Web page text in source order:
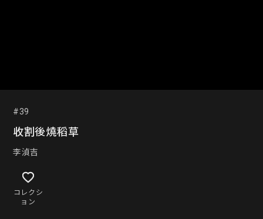
#39
收割後燒稻草
李湞吉
コレクシ
ョン